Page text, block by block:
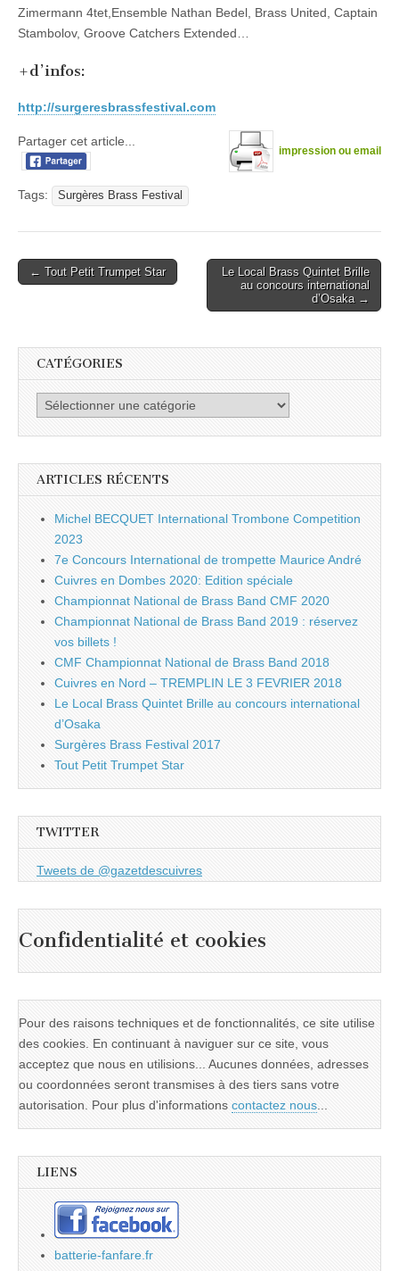
Zimermann 4tet,Ensemble Nathan Bedel, Brass United, Captain
Stambolov, Groove Catchers Extended…
+d’infos:
http://surgeresbrassfestival.com
impression ou email
Partager cet article...
Tags: Surgères Brass Festival
Post
← Tout Petit Trumpet Star
Le Local Brass Quintet Brille
au concours international
d’Osaka →
CATÉGORIES
Catégories
ARTICLES RÉCENTS
Michel BECQUET International Trombone Competition
2023
7e Concours International de trompette Maurice André
Cuivres en Dombes 2020: Edition spéciale
Championnat National de Brass Band CMF 2020
Championnat National de Brass Band 2019 : réservez
vos billets !
CMF Championnat National de Brass Band 2018
Cuivres en Nord – TREMPLIN LE 3 FEVRIER 2018
Le Local Brass Quintet Brille au concours international
d’Osaka
Surgères Brass Festival 2017
Tout Petit Trumpet Star
TWITTER
Tweets de @gazetdescuivres
Confidentialité et cookies
Pour des raisons techniques et de fonctionnalités, ce site utilise
des cookies. En continuant à naviguer sur ce site, vous
acceptez que nous en utilisions... Aucunes données, adresses
ou coordonnées seront transmises à des tiers sans votre
autorisation. Pour plus d'informations contactez nous
LIENS
batterie-fanfare.fr